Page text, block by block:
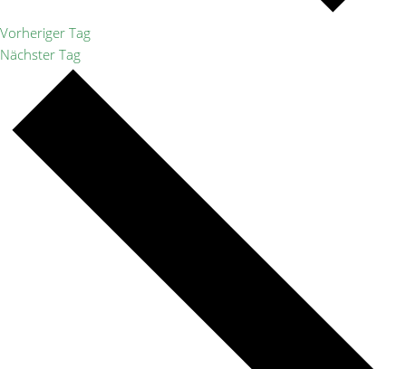
Vorheriger Tag
Nächster Tag